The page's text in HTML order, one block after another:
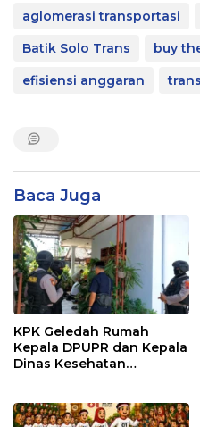
aglomerasi transportasi
Batik Solo Trans
buy
efisiensi anggaran
Baca Juga
KPK Geledah Rumah
Kepala DPUPR dan Kepala
Dinas Kesehatan